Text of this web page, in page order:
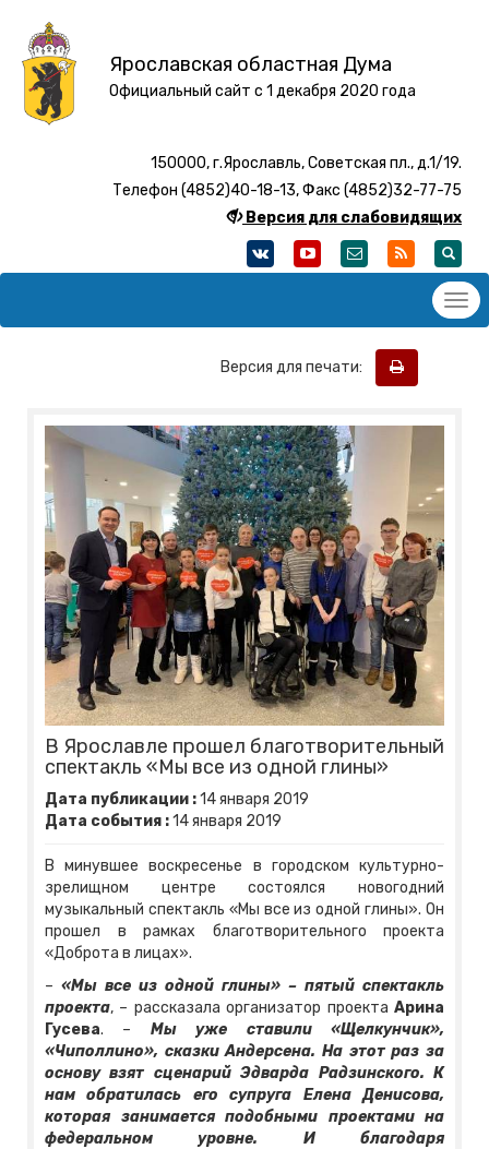
Ярославская областная Дума
Официальный сайт с 1 декабря 2020 года
150000, г.Ярославль, Советская пл., д.1/19.
Телефон (4852)40-18-13, Факс (4852)32-77-75
Версия для слабовидящих
Версия для печати:
В Ярославле прошел благотворительный
спектакль «Мы все из одной глины»
Дата публикации :14января 2019
Дата события :14января 2019
В минувшее воскресенье в городском культурно-
зрелищном центре состоялся новогодний
музыкальный спектакль «Мы все из одной глины». Он
прошел в рамках благотворительного проекта
«Доброта в лицах».
– «Мы все из одной глины» – пятый спектакль
проекта, – рассказала организатор проекта Арина
Гусева. – Мы уже ставили «Щелкунчик»,
«Чиполлино», сказки Андерсена. На этот раз за
основу взят сценарий Эдварда Радзинского. К
нам обратилась его супруга Елена Денисова,
которая занимается подобными проектами на
федеральном уровне. И благодаря